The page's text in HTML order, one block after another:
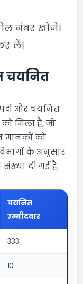
नंबर खोजें।
लें।
चयनित
पदों और चयनित
मिला है, जो
मानकों को
के अनुसार
संख्या दी गई है:
चयनित
उम्मीदवार
333
10